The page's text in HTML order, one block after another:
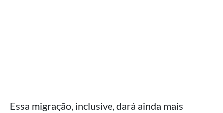
Essa migração, inclusive, dará ainda mais